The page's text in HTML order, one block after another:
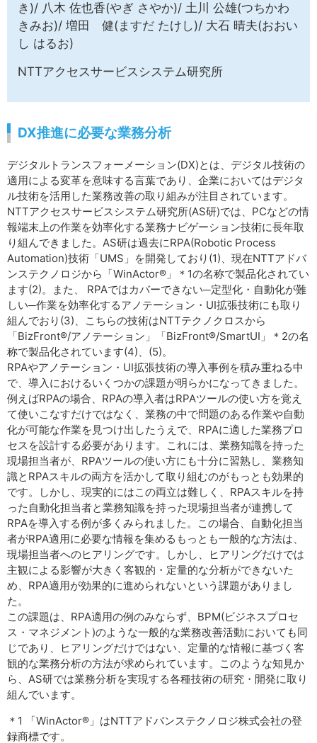
き)/ 八木 佐也香(やぎ さやか)/ 土川 公雄(つちかわ
きみお)/ 増田 健(ますだ たけし)/ 大石 晴夫(おおい
し はるお)
NTTアクセスサービスシステム研究所
DX推進に必要な業務分析
デジタルトランスフォーメーション(DX)とは、デジタル技術の
適用による変革を意味する言葉であり、企業においてはデジタ
ル技術を活用した業務改善の取り組みが注目されています。
NTTアクセスサービスシステム研究所(AS研)では、PCなどの情
報端末上の作業を効率化する業務ナビゲーション技術に長年取
り組んできました。AS研は過去にRPA(Robotic Process
Automation)技術「UMS」を開発しており(1)、現在NTTアドバ
ンステクノロジから「WinActor®」＊1の名称で製品化されてい
ます(2)。また、 RPAではカバーできない─定型化・自動化が難
しい─作業を効率化するアノテーション・UI拡張技術にも取り
組んでおり(3)、こちらの技術はNTTテクノクロスから
「BizFront®/アノテーション」「BizFront®/SmartUI」＊2の名
称で製品化されています(4)、(5)。
RPAやアノテーション・UI拡張技術の導入事例を積み重ねる中
で、導入におけるいくつかの課題が明らかになってきました。
例えばRPAの場合、RPAの導入者はRPAツールの使い方を覚え
て使いこなすだけではなく、業務の中で問題のある作業や自動
化が可能な作業を見つけ出したうえで、RPAに適した業務プロ
セスを設計する必要があります。これには、業務知識を持った
現場担当者が、RPAツールの使い方にも十分に習熟し、業務知
識とRPAスキルの両方を活かして取り組むのがもっとも効果的
です。しかし、現実的にはこの両立は難しく、RPAスキルを持
った自動化担当者と業務知識を持った現場担当者が連携して
RPAを導入する例が多くみられました。この場合、自動化担当
者がRPA適用に必要な情報を集めるもっとも一般的な方法は、
現場担当者へのヒアリングです。しかし、ヒアリングだけでは
主観による影響が大きく客観的・定量的な分析ができないた
め、RPA適用が効果的に進められないという課題がありまし
た。
この課題は、RPA適用の例のみならず、BPM(ビジネスプロセ
ス・マネジメント)のような一般的な業務改善活動においても同
じであり、ヒアリングだけではない、定量的な情報に基づく客
観的な業務分析の方法が求められています。このような知見か
ら、AS研では業務分析を実現する各種技術の研究・開発に取り
組んでいます。
＊1 「WinActor®」はNTTアドバンステクノロジ株式会社の登
録商標です。